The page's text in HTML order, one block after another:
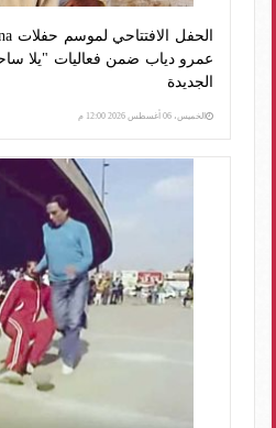
الجديدة
الخميس، 06 أغسطس 2026 12:00 م